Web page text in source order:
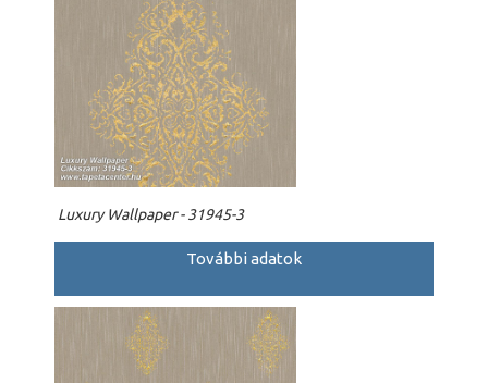
Luxury Wallpaper - 31945-3
További adatok